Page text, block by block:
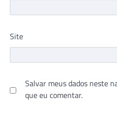
Site
Salvar meus dados neste
que eu comentar.